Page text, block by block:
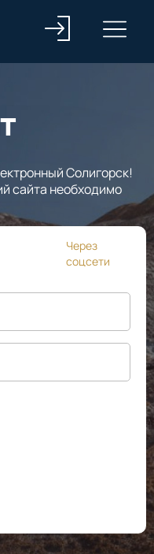
Солигорск!
сайта необходимо
Через
соцсети